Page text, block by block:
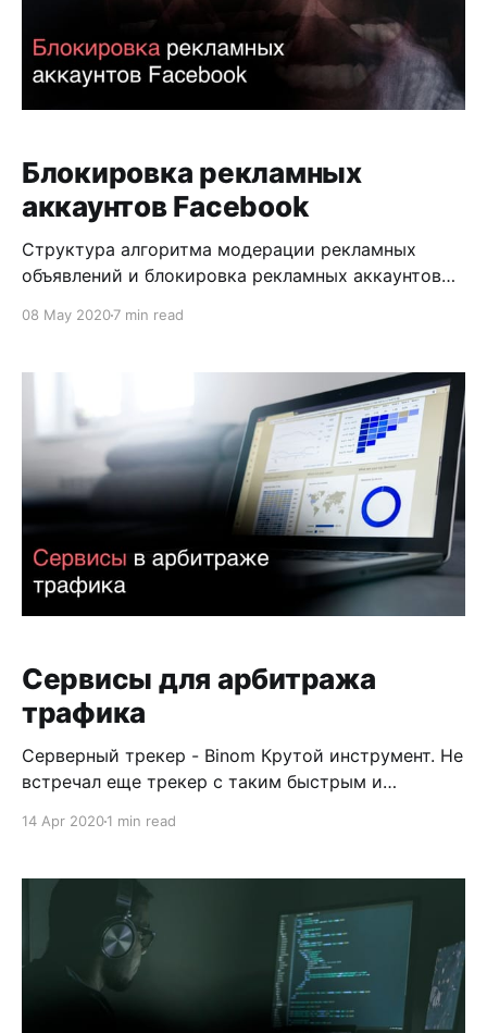
Блокировка рекламных
аккаунтов Facebook
Структура алгоритма модерации рекламных
объявлений и блокировка рекламных аккаунтов
рекламные объявления первоначально проверяет
то на выбор имеет 2 варианта: 1. Моментально
заблокировать рекламный аккаунт 2. Отправить
на модерацию живому человеку Поскольку
рекламодателей на платформе неимоверно
огромное количество,
08 May 20207 min read
Сервисы для арбитража
трафика
Серверный трекер - Binom Крутой инструмент. Не
встречал еще трекер с таким быстрым и
удобство, скорость и технологичность. Сам
предложение. Первый месяц бесплатно. Второй
-50% скидка. Регистрируйтесь по ссылке ниже.
РЕГИСТРАЦИЯ BINOM Надежная клоака -
MagicChecker Если необходимо защитить лендинг
от ботов
14 Apr 20201 min read